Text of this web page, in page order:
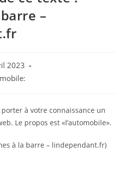
–
2023
à votre connaissance un
Le propos est «l’automobile».
à la barre – lindependant.fr)